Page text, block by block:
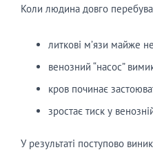
Коли людина довго
литкові м’язи майже
венозний “насос”
кров починає
зростає тиск у
У результаті поступово